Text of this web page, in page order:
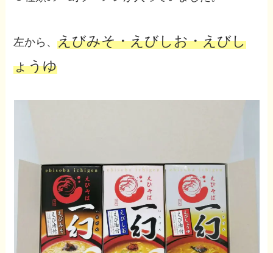
左から、えびみそ・えびしお・えびし
ょうゆ